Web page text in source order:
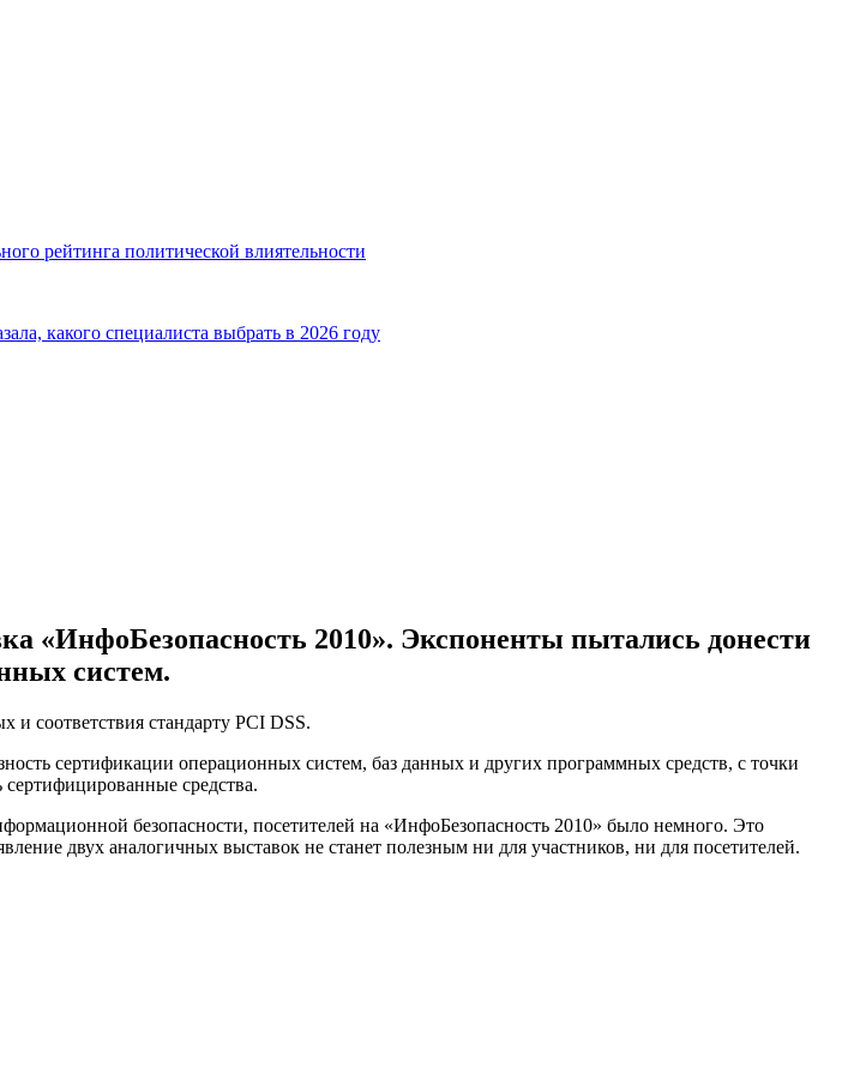
рейтинга политической влиятельности
какого специалиста выбрать в 2026 году
2010». Экспоненты пытались донести
систем.
и соответствия стандарту PCI DSS.
сертификации операционных систем, баз данных и других программных средств, с точки
средства.
безопасности, посетителей на «ИнфоБезопасность 2010» было немного. Это
двух аналогичных выставок не станет полезным ни для участников, ни для посетителей.